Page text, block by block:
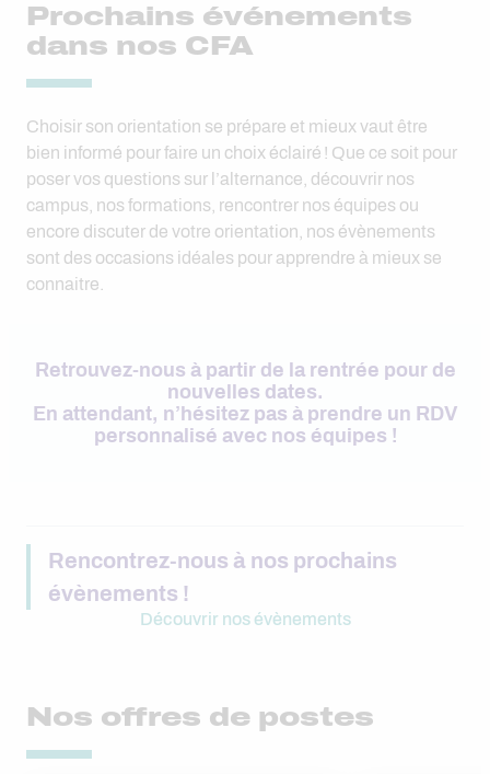
Prochains événements
dans nos CFA
Choisir son orientation se prépare et mieux vaut être
bien informé pour faire un choix éclairé ! Que ce soit pour
poser vos questions sur l’alternance, découvrir nos
campus, nos formations, rencontrer nos équipes ou
encore discuter de votre orientation, nos évènements
sont des occasions idéales pour apprendre à mieux se
connaitre.
Retrouvez-nous à partir de la rentrée pour de
nouvelles dates.
En attendant, n’hésitez pas à prendre un RDV
personnalisé avec nos équipes !
Rencontrez-nous à nos prochains
évènements !
Découvrir nos évènements
Nos offres de postes